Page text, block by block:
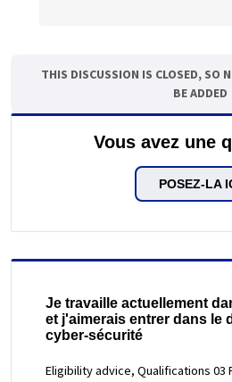
THIS DISCUSSION IS CLOSED, SO
BE ADDED
Vous avez une
POSEZ-LA
Je travaille actuellement
et j'aimerais entrer dans le
cyber-sécurité
Eligibility advice, Qualifications 03